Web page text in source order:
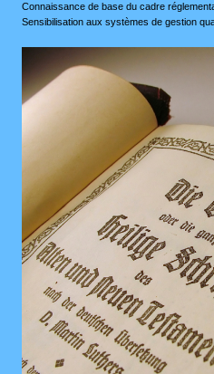
Connaissance de base du cadre
Sensibilisation aux systèmes de gestion